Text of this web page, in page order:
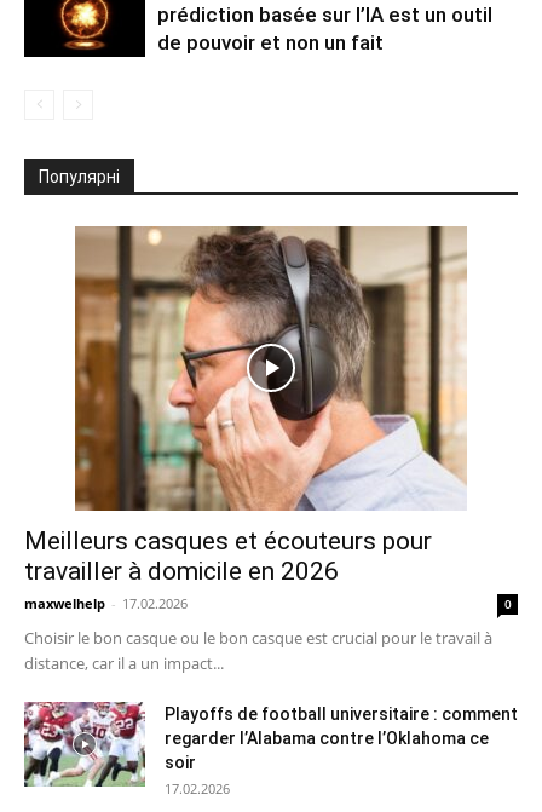
prédiction basée sur l’IA est un outil
de pouvoir et non un fait
Популярні
Meilleurs casques et écouteurs pour
travailler à domicile en 2026
maxwelhelp - 17.02.2026 0
Choisir le bon casque ou le bon casque est crucial pour le travail à
distance, car il a un impact...
Playoffs de football universitaire : comment
regarder l’Alabama contre l’Oklahoma ce
soir
17.02.2026